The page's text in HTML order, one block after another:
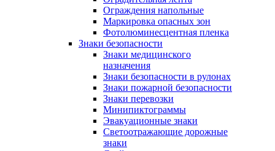
Ограждения напольные
Маркировка опасных зон
Фотолюминесцентная пленка
Знаки безопасности
Знаки медицинского
назначения
Знаки безопасности в рулонах
Знаки пожарной безопасности
Знаки перевозки
Минипиктограммы
Эвакуационные знаки
Светоотражающие дорожные
знаки